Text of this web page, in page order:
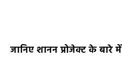
जानिए शानन प्रोजेक्ट के बारे में